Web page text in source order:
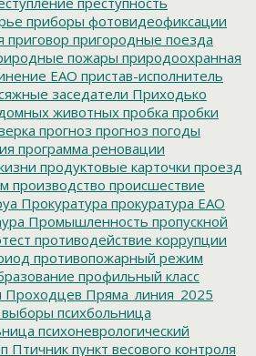
приборы фотовидеофиксации
приговор пригородные поезда
пожары природоохранная
ЕАО пристав-исполнитель
заседатели Приходько
животных пробка пробки
прогноз прогноз погоды
программа реновации
продуктовые карточки проезд
производство происшествие
Прокуратура прокуратура ЕАО
Промышленность пропускной
противодействие коррупции
противопожарный режим
профильный класс
Проходцев Пряма_линия_2025
психбольница
психоневрологический
Птичник пункт весового контроля